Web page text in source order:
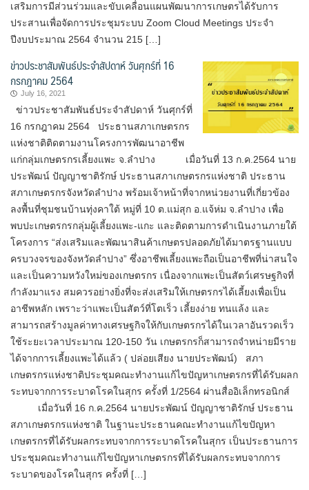
เสริมการมีส่วนร่วมและขับเคลื่อนแผนพัฒนาการเกษตรได้รับการ
ประสานเพื่อจัดการประชุมระบบ Zoom Cloud Meetings ประจำ
ปีงบประมาณ 2564 จำนวน 215 […]
ข่าวประชาสัมพันธ์ประจำสัปดาห์ วันศุกร์ที่ 16
กรกฎาคม 2564
July 16, 2021
ข่าวประชาสัมพันธ์ประจำสัปดาห์ วันศุกร์ที่
16 กรกฎาคม 2564 ประธานสภาเกษตรกร
แห่งชาติติดตามงานโครงการพัฒนาอาชีพ
แก่กลุ่มเกษตรกรเลี้ยงแพะ จ.ลำปาง เมื่อวันที่ 13 ก.ค.2564 นาย
ประพัฒน์ ปัญญาชาติรักษ์ ประธานสภาเกษตรกรแห่งชาติ ประธาน
สภาเกษตรกรจังหวัดลำปาง พร้อมเจ้าหน้าที่จากหน่วยงานที่เกี่ยวข้อง
ลงพื้นที่ชุมชนบ้านทุ่งคาใต้ หมู่ที่ 10 ต.แม่สุก อ.แจ้ห่ม จ.ลำปาง เพื่อ
พบปะเกษตรกรกลุ่มผู้เลี้ยงแพะ-แกะ และติดตามการดำเนินงานภายใต้
โครงการ “ส่งเสริมและพัฒนาสินค้าเกษตรปลอดภัยได้มาตรฐานแบบ
ครบวงจรของจังหวัดลำปาง” ซึ่งอาชีพเลี้ยงแพะถือเป็นอาชีพที่น่าสนใจ
และเป็นความหวังใหม่ของเกษตรกร เนื่องจากแพะเป็นสัตว์เศรษฐกิจที่
กำลังมาแรง สมควรอย่างยิ่งที่จะส่งเสริมให้เกษตรกรได้เลี้ยงเพื่อเป็น
อาชีพหลัก เพราะว่าแพะเป็นสัตว์ที่โตเร็ว เลี้ยงง่าย ทนแล้ง และ
สามารถสร้างมูลค่าทางเศรษฐกิจให้กับเกษตรกรได้ในเวลาอันรวดเร็ว
ใช้ระยะเวลาประมาณ 120-150 วัน เกษตรกรก็สามารถจำหน่ายมีราย
ได้จากการเลี้ยงแพะได้แล้ว ( ปล่อยเสียง นายประพัฒน์) สภา
เกษตรกรแห่งชาติประชุมคณะทำงานแก้ไขปัญหาเกษตรกรที่ได้รับผลก
ระทบจากการระบาดโรคในสุกร ครั้งที่ 1/2564 ผ่านสื่ออิเล็กทรอนิกส์
เมื่อวันที่ 16 ก.ค.2564 นายประพัฒน์ ปัญญาชาติรักษ์ ประธาน
สภาเกษตรกรแห่งชาติ ในฐานะประธานคณะทำงานแก้ไขปัญหา
เกษตรกรที่ได้รับผลกระทบจากการระบาดโรคในสุกร เป็นประธานการ
ประชุมคณะทำงานแก้ไขปัญหาเกษตรกรที่ได้รับผลกระทบจากการ
ระบาดของโรคในสุกร ครั้งที่ […]